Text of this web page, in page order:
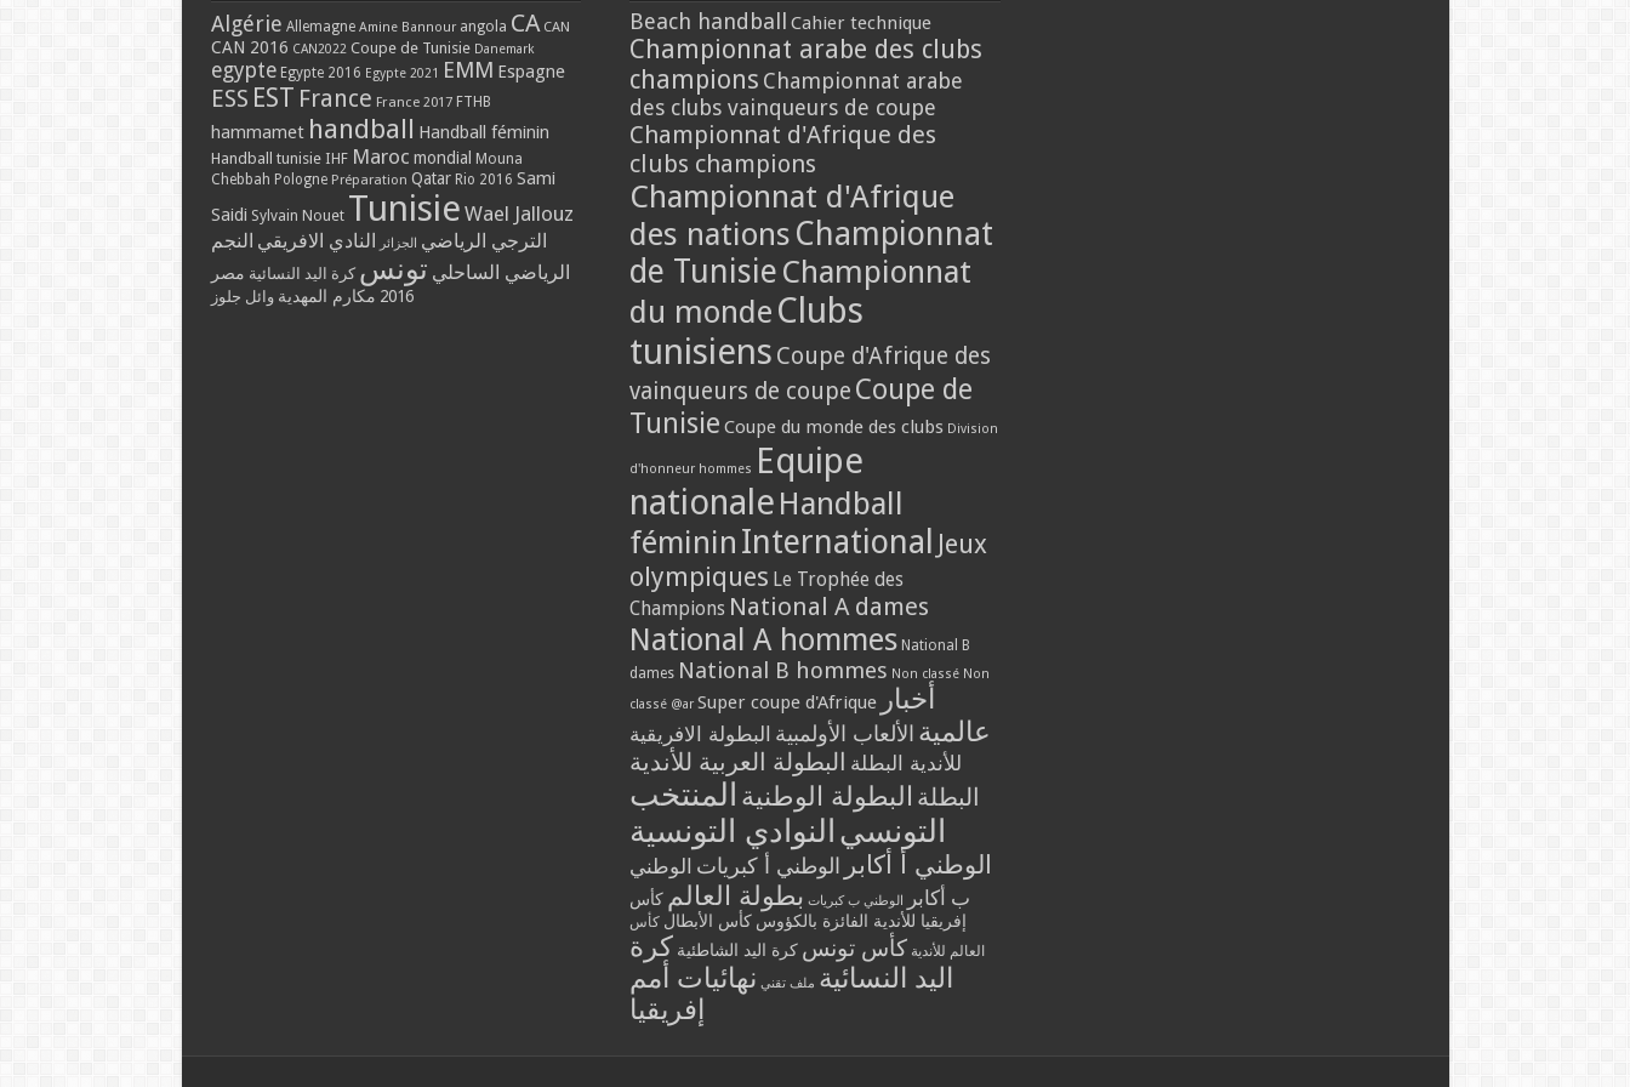
Algérie Allemagne Amine Bannour angola CA CAN
CAN 2016 CAN2022 Coupe de Tunisie Danemark
egypte Egypte 2016 Egypte 2021 EMM Espagne
ESS EST France France 2017 FTHB
hammamet handball Handball féminin
Handball tunisie IHF Maroc mondial Mouna
Chebbah Pologne Préparation Qatar Rio 2016 Sami
Saidi Sylvain Nouet Tunisie Wael Jallouz
الترجي الرياضي الجزائر النادي الافريقي النجم
الرياضي الساحلي تونس كرة اليد النسائية مصر
2016 مكارم المهدية وائل جلوز
Beach handball Cahier technique
Championnat arabe des clubs
champions Championnat arabe
des clubs vainqueurs de coupe
Championnat d'Afrique des
clubs champions
Championnat d'Afrique
des nations Championnat
de Tunisie Championnat
du monde Clubs
tunisiens Coupe d'Afrique des
vainqueurs de coupe Coupe de
Tunisie Coupe du monde des clubs Division
d'honneur hommes Equipe
nationale Handball
féminin International Jeux
olympiques Le Trophée des
Champions National A dames
National A hommes National B
dames National B hommes Non classé Non
classé @ar Super coupe d'Afrique أخبار
عالمية الألعاب الأولمبية البطولة الافريقية
للأندية البطلة البطولة العربية للأندية
البطلة البطولة الوطنية المنتخب
التونسي النوادي التونسية
الوطني أ أكابر الوطني أ كبريات الوطني
ب أكابر
الوطني ب كبريات بطولة العالم كأس
إفريقيا للأندية الفائزة بالكؤوس كأس الأبطال كأس
العالم للأندية كأس تونس كرة اليد الشاطئية كرة
اليد النسائية ملف تقني نهائيات أمم
إفريقيا